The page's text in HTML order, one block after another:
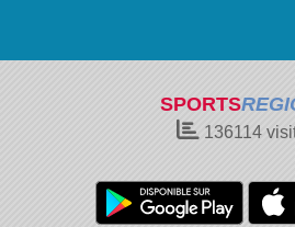
SPORTS
136114